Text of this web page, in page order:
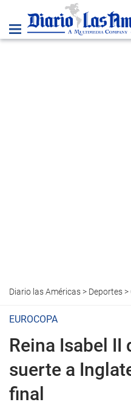
Diario las Américas> Deportes>
EUROCOPA
Reina Isabel II
suerte a
final